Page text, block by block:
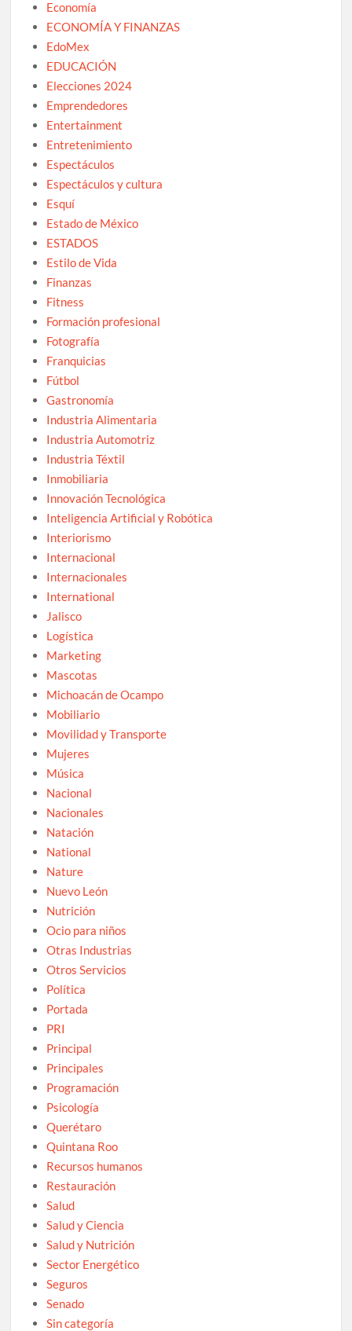
Economía
ECONOMÍA Y FINANZAS
EdoMex
EDUCACIÓN
Elecciones 2024
Emprendedores
Entertainment
Entretenimiento
Espectáculos
Espectáculos y cultura
Esquí
Estado de México
ESTADOS
Estilo de Vida
Finanzas
Fitness
Formación profesional
Fotografía
Franquicias
Fútbol
Gastronomía
Industria Alimentaria
Industria Automotriz
Industria Téxtil
Inmobiliaria
Innovación Tecnológica
Inteligencia Artificial y Robótica
Interiorismo
Internacional
Internacionales
International
Jalisco
Logística
Marketing
Mascotas
Michoacán de Ocampo
Mobiliario
Movilidad y Transporte
Mujeres
Música
Nacional
Nacionales
Natación
National
Nature
Nuevo León
Nutrición
Ocio para niños
Otras Industrias
Otros Servicios
Política
Portada
PRI
Principal
Principales
Programación
Psicología
Querétaro
Quintana Roo
Recursos humanos
Restauración
Salud
Salud y Ciencia
Salud y Nutrición
Sector Energético
Seguros
Senado
Sin categoría